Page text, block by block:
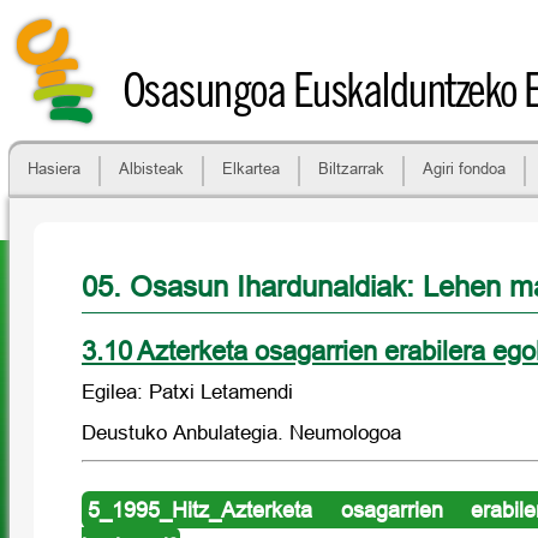
Osasungoa Euskalduntzeko
Hasiera Albisteak Elkartea Biltzarrak Agiri fondoa
05. Osasun Ihardunaldiak: Lehen
3.10 Azterketa osagarrien erabilera
Egilea: Patxi Letamendi
Deustuko Anbulategia. Neumologoa
5_1995_Hitz_Azterketa osagarrien